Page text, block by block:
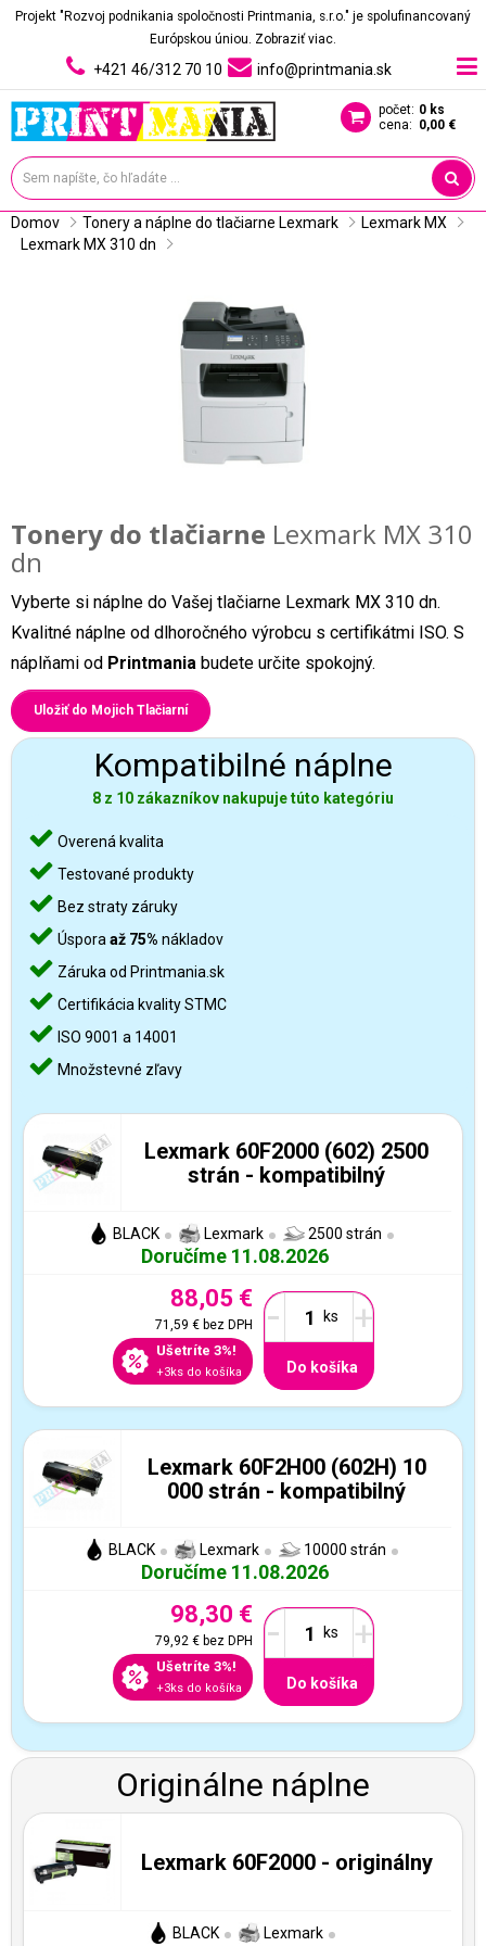
Projekt "Rozvoj podnikania spoločnosti Printmania, s.r.o." je spolufinancovaný
Európskou úniou. Zobraziť viac.
+421 46/312 70 10 info@printmania.sk
počet: 0 ks
cena: 0,00 €
Domov Tonery a náplne do tlačiarne Lexmark
Lexmark MX
Lexmark MX 310 dn
Tonery do tlačiarne Lexmark MX 310
dn
Vyberte si náplne do Vašej tlačiarne Lexmark MX 310 dn.
Kvalitné náplne od dlhoročného výrobcu s certifikátmi ISO. S
náplňami od Printmania budete určite spokojný.
Uložiť do Mojich Tlačiarní
Kompatibilné náplne
8 z 10 zákazníkov nakupuje túto kategóriu
Overená kvalita
Testované produkty
Bez straty záruky
Úspora až 75% nákladov
Záruka od Printmania.sk
Certifikácia kvality STMC
ISO 9001 a 14001
Množstevné zľavy
Lexmark 60F2000 (602) 2500
strán - kompatibilný
BLACK Lexmark 2500 strán
Doručíme 11.08.2026
88,05 €
71,59 €bez DPH
Ušetríte 3%!
+3ks do košíka
- +
Do košíka
Lexmark 60F2H00 (602H) 10
000 strán - kompatibilný
BLACK Lexmark 10000 strán
Doručíme 11.08.2026
98,30 €
79,92 €bez DPH
Ušetríte 3%!
+3ks do košíka
- +
Do košíka
Originálne náplne
Lexmark 60F2000 - originálny
BLACK Lexmark